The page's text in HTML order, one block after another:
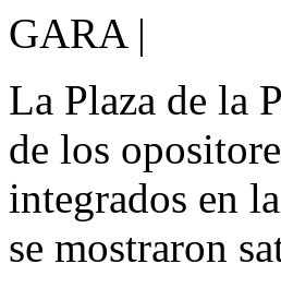
GARA |
La Plaza de la
de los
integrados en
se mostraron